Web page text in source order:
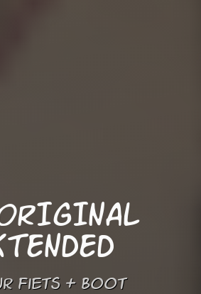
Fiets + Boot